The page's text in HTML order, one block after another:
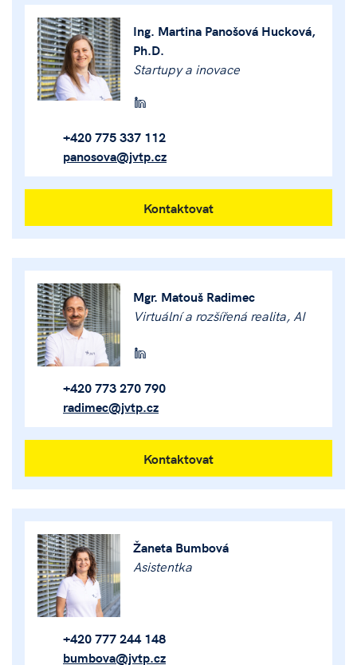
Ing. Martina Panošová Hucková,
Ph.D.
Startupy a inovace
+420 775 337 112
panosova@jvtp.cz
Kontaktovat
Mgr. Matouš Radimec
Virtuální a rozšířená realita, AI
+420 773 270 790
radimec@jvtp.cz
Kontaktovat
Žaneta Bumbová
Asistentka
+420 777 244 148
bumbova@jvtp.cz